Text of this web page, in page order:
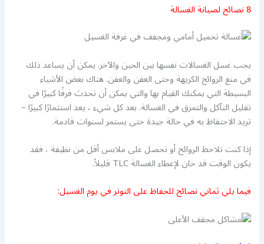
8 نصائح لصيانة الغسالة
يجب غسل الغسالات نفسها بين الحين والآخر. يمكن أن يساعد ذلك
في منع الروائح الكريهة وحتى العفن والعفن. هناك بعض الأشياء
البسيطة التي يمكنك القيام بها والتي يمكن أن تحدث فرقًا كبيرًا في
تقليل التآكل والتمزق في الغسالة. بعد كل شيء ، يعد استثمارًا كبيرًا –
تريد الاحتفاظ به في حالة جيدة حتى يستمر لسنوات قادمة.
إذا كنت تلاحظ الروائح أو تحصل على ملابس أقل من نظيفة ، فقد
يكون الوقت قد حان لإعطاء الغسالة TLC قليلاً.
فيما يلي ثماني نصائح للحفاظ على التوتر في يوم الغسيل: